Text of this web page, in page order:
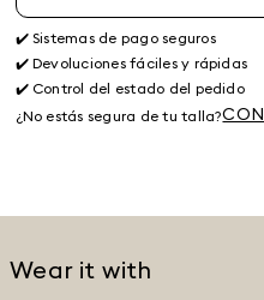
✔️ Sistemas de pago seguros
✔️ Devoluciones fáciles y rápidas
✔️ Control del estado del pedido
¿No estás segura de tu talla?
Wear it with